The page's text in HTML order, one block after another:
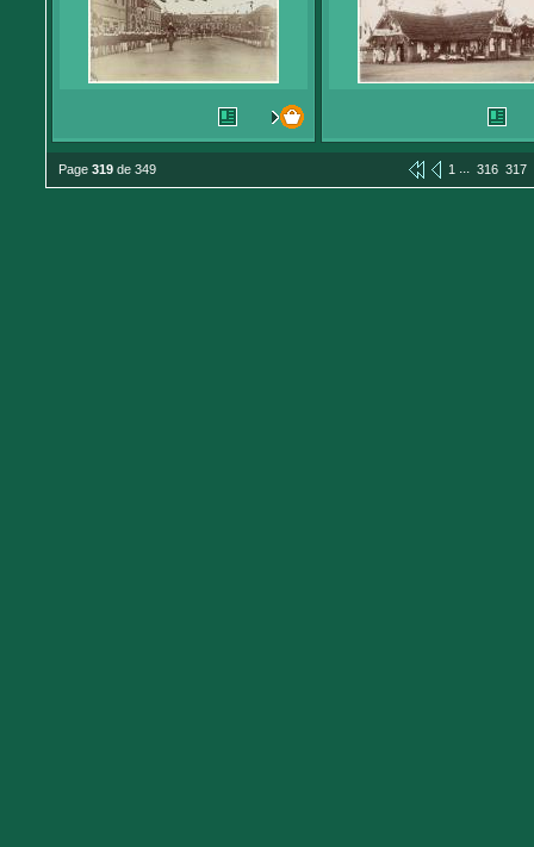
Page 319 de 349 1 ... 316 317